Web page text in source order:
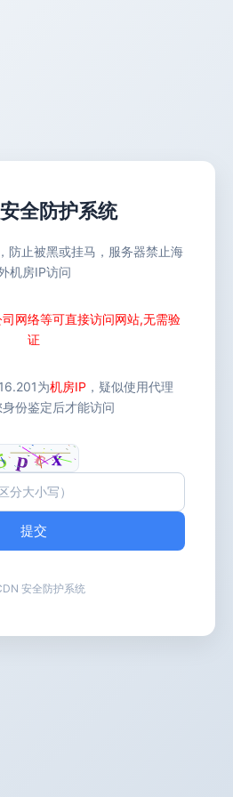
全防护系统
防止被黑或挂马，服务器禁止海
机房IP访问
网络等可直接访问网站,无需验
证
为机房IP ，疑似使用代理
份鉴定后才能访问
提交
安全防护系统